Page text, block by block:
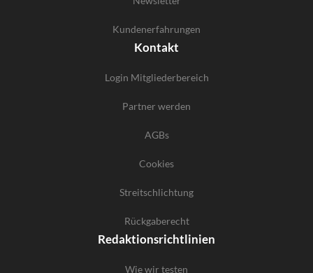
Kundenerfahrungen
Kontakt
Login Mitgliederbereich
Partner werden
AGBs
Cookies
Streitschlichtung
Rückgaberecht
Redaktionsrichtlinien
Wie wir testen